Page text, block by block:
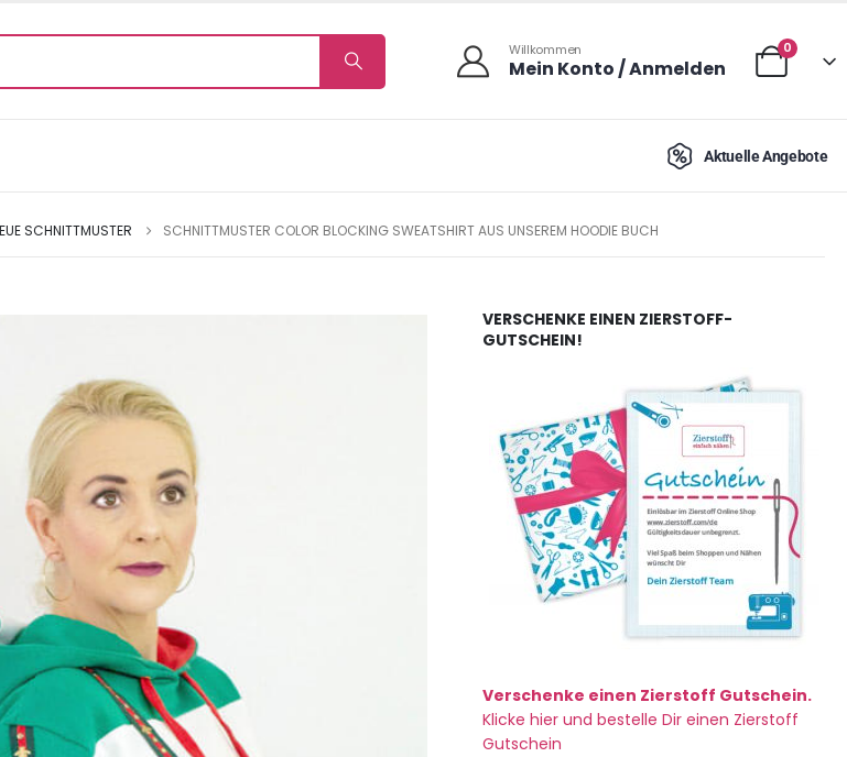
Willkommen
Mein Konto / Anmelden
0
Aktuelle Angebote
SCHNITTMUSTER SCHNITTMUSTER COLOR BLOCKING SWEATSHIRT AUS UNSEREM HOODIE BUCH
VERSCHENKE EINEN ZIERSTOFF-
GUTSCHEIN!
Verschenke einen Zierstoff Gutschein.
Klicke hier und bestelle Dir einen Zierstoff
Gutschein